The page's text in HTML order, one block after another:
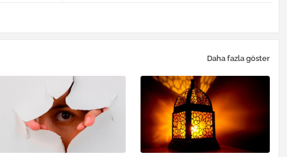
Daha fazla göster